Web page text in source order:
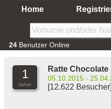
Home
24 Benutzer Online
1
Jahre
Ratte Chocolate
05.10.2015 -
[12.622 Besucher]